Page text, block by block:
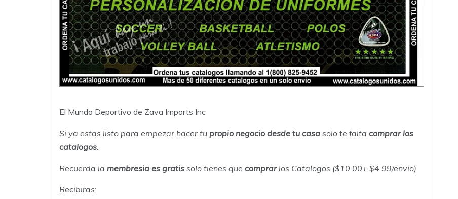
El Mundo Deportivo de Zava Imports Inc
Si ya estas listo para empezar hacer tu propio negocio desde tu casa solo te falta comprar los
catalogos.
Recuerda la membresia es gratis solo tienes que comprarlos Catalogos ($10.00+ $4.99/envio)
Recibiras: